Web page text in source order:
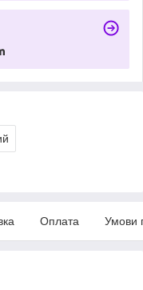
Оплата Умови